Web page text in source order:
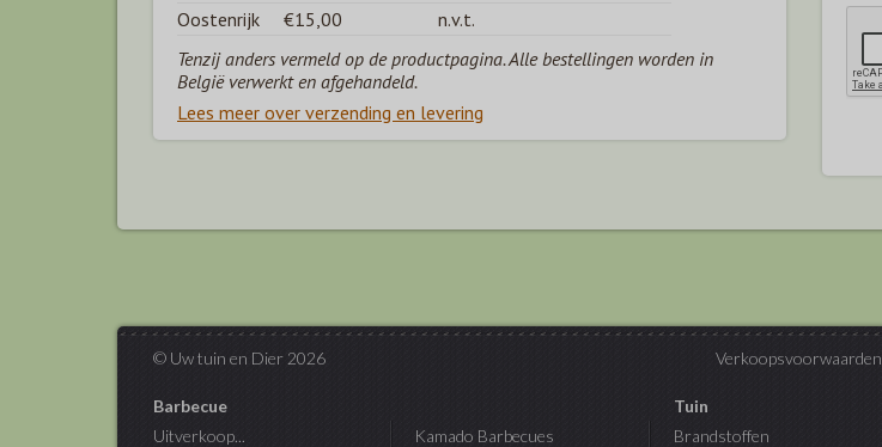
Oostenrijk
€15,00
n.v.t.
Tenzij anders vermeld op de productpagina. Alle bestellingen worden in
België verwerkt en afgehandeld.
Lees meer over verzending en levering
© Uw tuin en Dier 2026 Verkoopsvoorwaarden
Barbecue
Uitverkoop...
Kamado Barbecues
Tuin
Brandstoffen